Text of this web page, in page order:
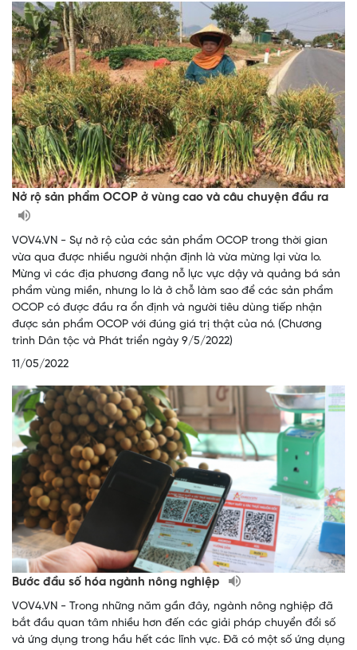
Nở rộ sản phẩm OCOP ở vùng cao và câu chuyện đầu ra
VOV4.VN - Sự nở rộ của các sản phẩm OCOP trong thời gian
vừa qua được nhiều người nhận định là vừa mừng lại vừa lo.
Mừng vì các địa phương đang nỗ lực vực dậy và quảng bá sản
phẩm vùng miền, nhưng lo là ở chỗ làm sao để các sản phẩm
OCOP có được đầu ra ổn định và người tiêu dùng tiếp nhận
được sản phẩm OCOP với đúng giá trị thật của nó. (Chương
trình Dân tộc và Phát triển ngày 9/5/2022)
11/05/2022
Bước đầu số hóa ngành nông nghiệp
VOV4.VN - Trong những năm gần đây, ngành nông nghiệp đã
bắt đầu quan tâm nhiều hơn đến các giải pháp chuyển đổi số
và ứng dụng trong hầu hết các lĩnh vực. Đã có một số ứng dụng